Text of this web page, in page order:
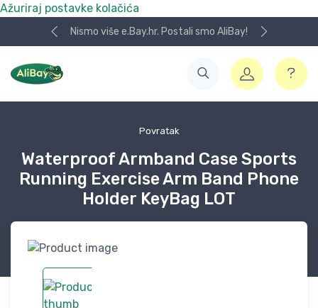
Ažuriraj postavke kolačića
Nismo više e.Bay.hr. Postali smo AliBay!
Povratak
Waterproof Armband Case Sports
Running Exercise Arm Band Phone
Holder KeyBag LOT